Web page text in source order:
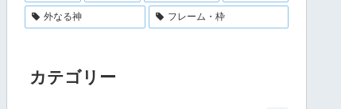
外なる神 フレーム・枠
カテゴリー